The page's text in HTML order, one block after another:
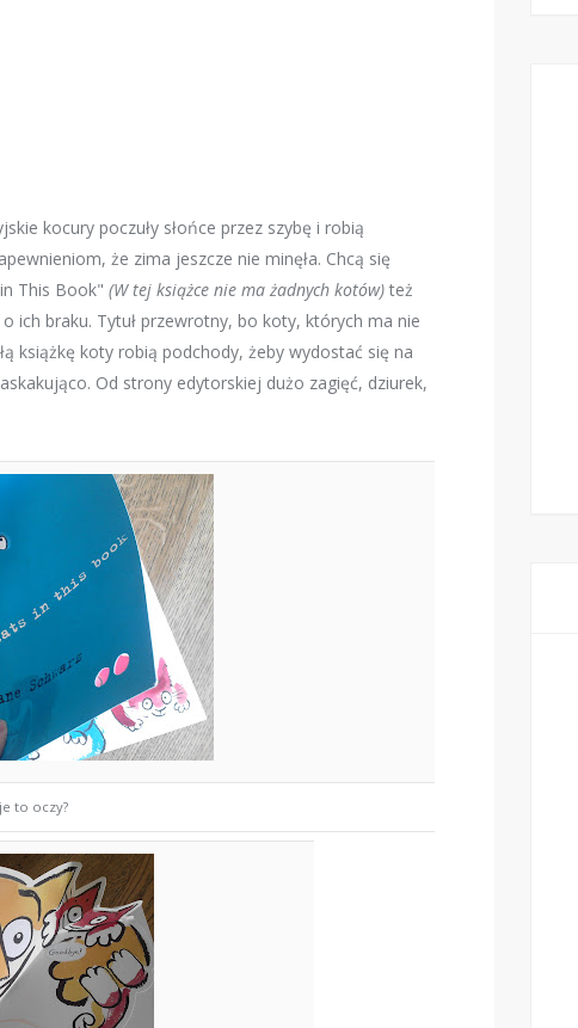
kocury poczuły słońce przez szybę i robią
że zima jeszcze nie minęła. Chcą się
This Book" (W tej książce nie ma żadnych kotów) też
ich braku. Tytuł przewrotny, bo koty, których ma nie
książkę koty robią podchody, żeby wydostać się na
Od strony edytorskiej dużo zagięć, dziurek,
to oczy?